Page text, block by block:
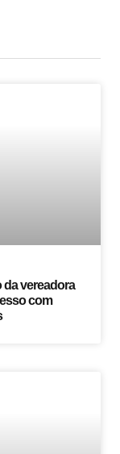
da vereadora
com